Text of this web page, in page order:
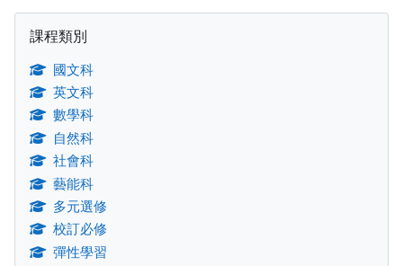
課程類別
國文科
英文科
數學科
自然科
社會科
藝能科
多元選修
校訂必修
彈性學習